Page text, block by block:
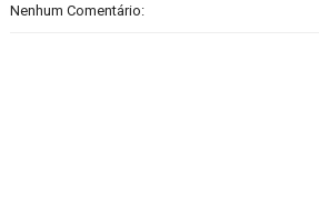
Nenhum Comentário: